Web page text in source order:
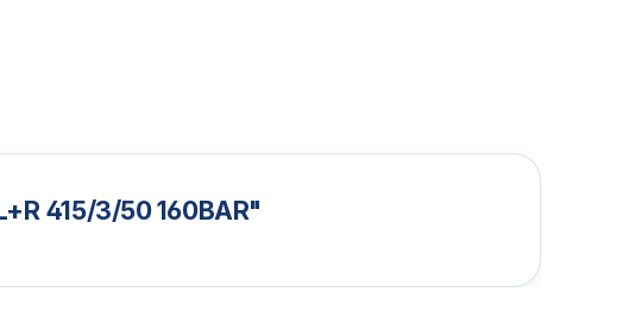
415/3/50 160BAR"